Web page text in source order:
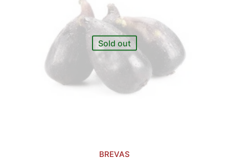
Sold out
BREVAS